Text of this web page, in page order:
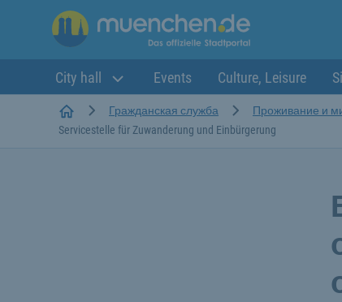
City hall Events Culture, Leisure
StartseiteГражданская служба Проживание и
Servicestelle für Zuwanderung und Einbürgerung